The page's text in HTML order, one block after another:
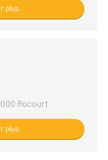
plus
Rocourt
plus